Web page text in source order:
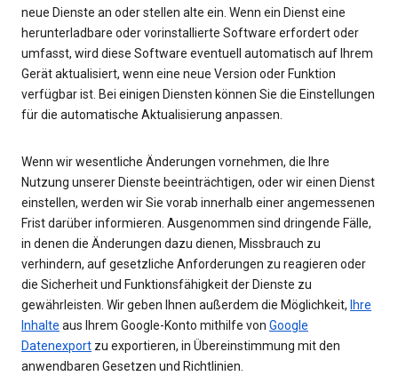
neue Dienste an oder stellen alte ein. Wenn ein Dienst eine
herunterladbare oder vorinstallierte Software erfordert oder
umfasst, wird diese Software eventuell automatisch auf Ihrem
Gerät aktualisiert, wenn eine neue Version oder Funktion
verfügbar ist. Bei einigen Diensten können Sie die Einstellungen
für die automatische Aktualisierung anpassen.
Wenn wir wesentliche Änderungen vornehmen, die Ihre
Nutzung unserer Dienste beeinträchtigen, oder wir einen Dienst
einstellen, werden wir Sie vorab innerhalb einer angemessenen
Frist darüber informieren. Ausgenommen sind dringende Fälle,
in denen die Änderungen dazu dienen, Missbrauch zu
verhindern, auf gesetzliche Anforderungen zu reagieren oder
die Sicherheit und Funktionsfähigkeit der Dienste zu
gewährleisten. Wir geben Ihnen außerdem die Möglichkeit, Ihre
Inhalte aus Ihrem Google-Konto mithilfe von Google
Datenexport zu exportieren, in Übereinstimmung mit den
anwendbaren Gesetzen und Richtlinien.